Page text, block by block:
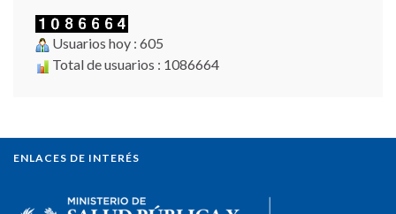
Usuarios hoy : 605
Total de usuarios : 1086664
ENLACES DE INTERÉS